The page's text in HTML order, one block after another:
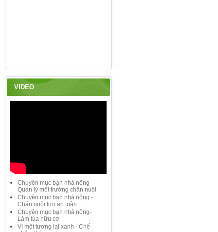
VIDEO
Chuyên mục bạn nhà nông -
Quản lý môi trường chăn nuôi
Chuyên mục bạn nhà nông -
Chăn nuôi lợn an toàn
Chuyên mục bạn nhà nông-
Làm lúa hữu cơ
Vì một tương lại xanh - Chế